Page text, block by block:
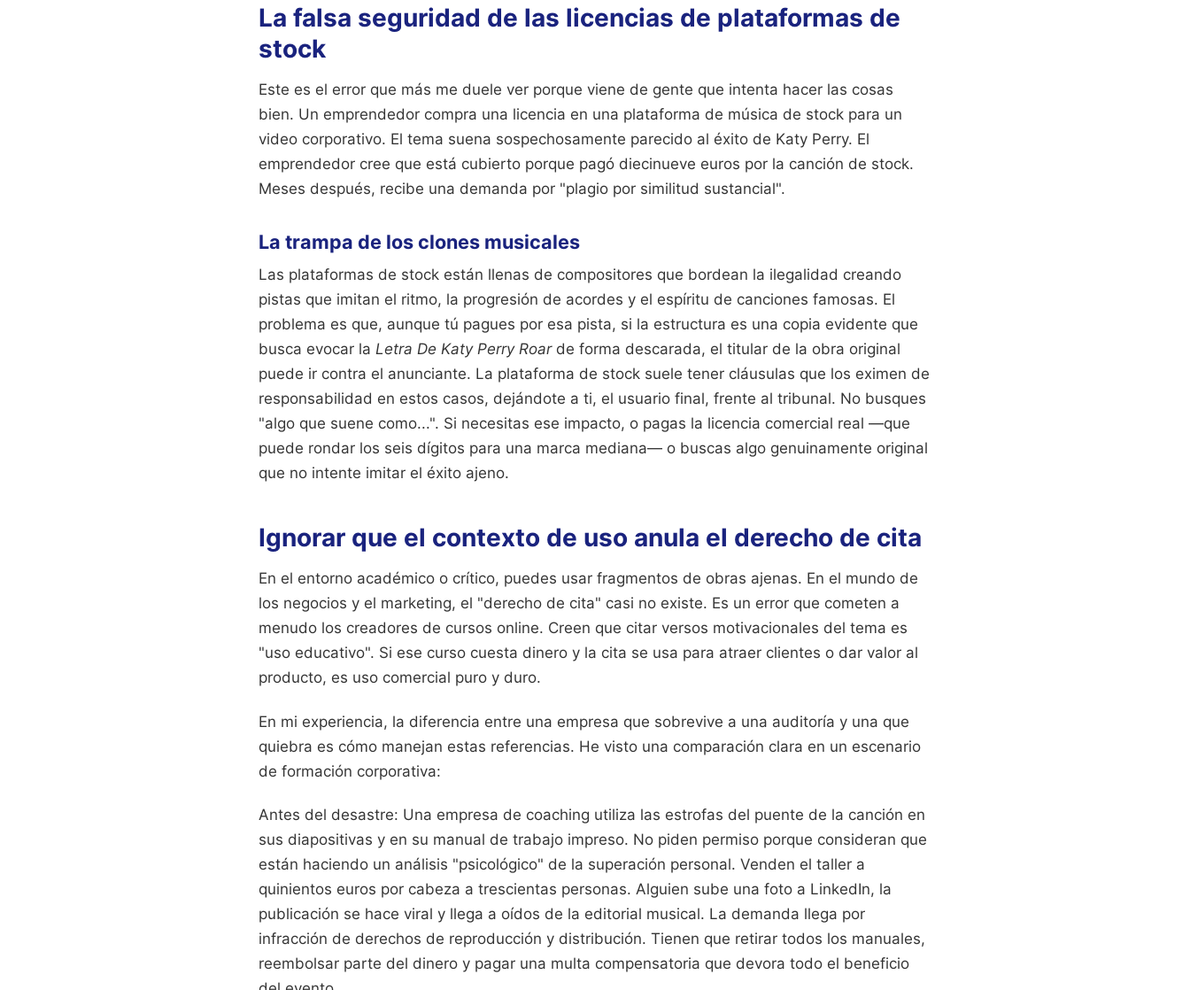
La falsa seguridad de las licencias de plataformas de
stock
Este es el error que más me duele ver porque viene de gente que intenta hacer las cosas
bien. Un emprendedor compra una licencia en una plataforma de música de stock para un
video corporativo. El tema suena sospechosamente parecido al éxito de Katy Perry. El
emprendedor cree que está cubierto porque pagó diecinueve euros por la canción de stock.
Meses después, recibe una demanda por "plagio por similitud sustancial".
La trampa de los clones musicales
Las plataformas de stock están llenas de compositores que bordean la ilegalidad creando
pistas que imitan el ritmo, la progresión de acordes y el espíritu de canciones famosas. El
problema es que, aunque tú pagues por esa pista, si la estructura es una copia evidente que
busca evocar la Letra De Katy Perry Roarde forma descarada, el titular de la obra original
puede ir contra el anunciante. La plataforma de stock suele tener cláusulas que los eximen de
responsabilidad en estos casos, dejándote a ti, el usuario final, frente al tribunal. No busques
"algo que suene como...". Si necesitas ese impacto, o pagas la licencia comercial real —que
puede rondar los seis dígitos para una marca mediana— o buscas algo genuinamente original
que no intente imitar el éxito ajeno.
Ignorar que el contexto de uso anula el derecho de cita
En el entorno académico o crítico, puedes usar fragmentos de obras ajenas. En el mundo de
los negocios y el marketing, el "derecho de cita" casi no existe. Es un error que cometen a
menudo los creadores de cursos online. Creen que citar versos motivacionales del tema es
"uso educativo". Si ese curso cuesta dinero y la cita se usa para atraer clientes o dar valor al
producto, es uso comercial puro y duro.
En mi experiencia, la diferencia entre una empresa que sobrevive a una auditoría y una que
quiebra es cómo manejan estas referencias. He visto una comparación clara en un escenario
de formación corporativa:
Antes del desastre: Una empresa de coaching utiliza las estrofas del puente de la canción en
sus diapositivas y en su manual de trabajo impreso. No piden permiso porque consideran que
están haciendo un análisis "psicológico" de la superación personal. Venden el taller a
quinientos euros por cabeza a trescientas personas. Alguien sube una foto a LinkedIn, la
publicación se hace viral y llega a oídos de la editorial musical. La demanda llega por
infracción de derechos de reproducción y distribución. Tienen que retirar todos los manuales,
reembolsar parte del dinero y pagar una multa compensatoria que devora todo el beneficio